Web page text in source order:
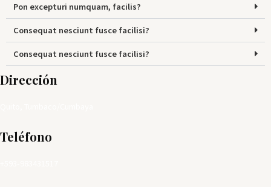
Pon excepturi numquam, facilis?
Consequat nesciunt fusce facilisi?
Consequat nesciunt fusce facilisi?
Dirección
Teléfono